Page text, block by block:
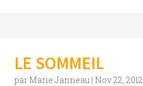
LE SOMMEIL
par Marie Janneau | Nov 22, 2012